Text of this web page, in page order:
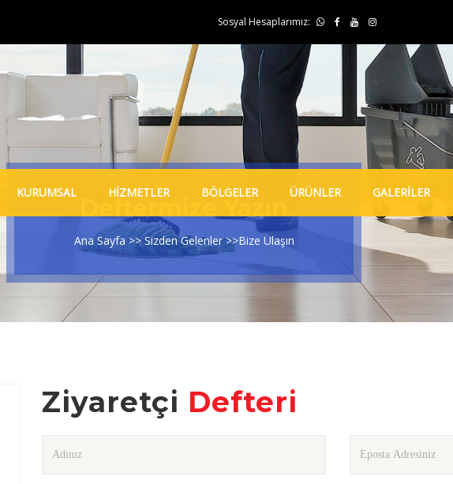
Sosyal Hesaplarımız:
KURUMSAL HİZMETLER BÖLGELER ÜRÜNLER GALERİLER
Ana Sayfa>>Sizden Gelenler>>Bize Ulaşın
Ziyaretçi Defteri